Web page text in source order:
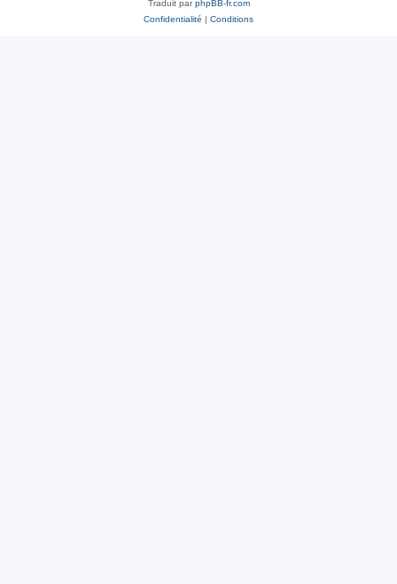
Traduit parphpBB-fr.com
Confidentialité | Conditions